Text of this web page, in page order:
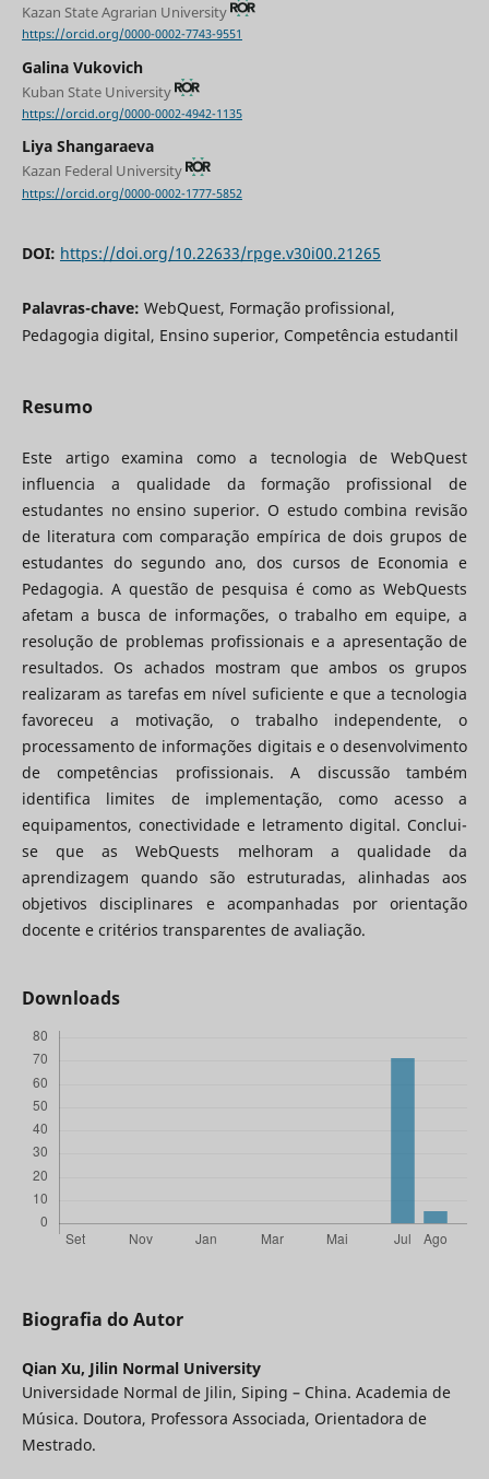
Kazan State Agrarian University
https://orcid.org/0000-0002-7743-9551
Galina Vukovich
Kuban State University
https://orcid.org/0000-0002-4942-1135
Liya Shangaraeva
Kazan Federal University
https://orcid.org/0000-0002-1777-5852
DOI: https://doi.org/10.22633/rpge.v30i00.21265
Palavras-chave: WebQuest, Formação profissional,
Pedagogia digital, Ensino superior, Competência estudantil
Resumo
Este artigo examina como a tecnologia de WebQuest
influencia a qualidade da formação profissional de
estudantes no ensino superior. O estudo combina revisão
de literatura com comparação empírica de dois grupos de
estudantes do segundo ano, dos cursos de Economia e
Pedagogia. A questão de pesquisa é como as WebQuests
afetam a busca de informações, o trabalho em equipe, a
resolução de problemas profissionais e a apresentação de
resultados. Os achados mostram que ambos os grupos
realizaram as tarefas em nível suficiente e que a tecnologia
favoreceu a motivação, o trabalho independente, o
processamento de informações digitais e o desenvolvimento
de competências profissionais. A discussão também
identifica limites de implementação, como acesso a
equipamentos, conectividade e letramento digital. Conclui-
se que as WebQuests melhoram a qualidade da
aprendizagem quando são estruturadas, alinhadas aos
objetivos disciplinares e acompanhadas por orientação
docente e critérios transparentes de avaliação.
Downloads
Biografia do Autor
Qian Xu, Jilin Normal University
Universidade Normal de Jilin, Siping – China. Academia de
Música. Doutora, Professora Associada, Orientadora de
Mestrado.